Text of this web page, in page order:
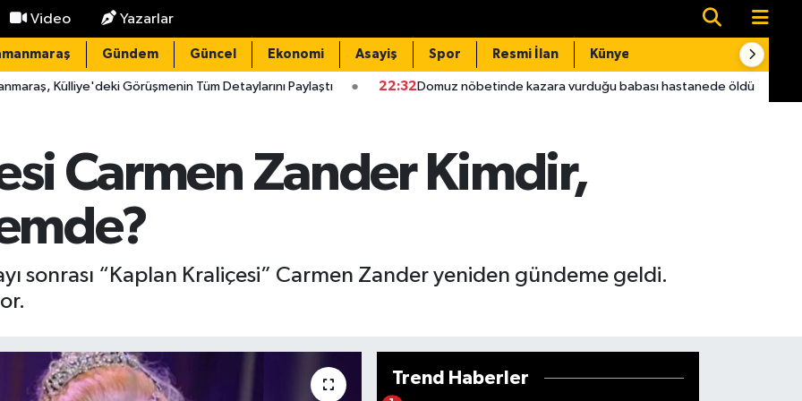
Video Yazarlar
Gündem Güncel Ekonomi Asayiş Spor Resmi İlan Künye
Görüşmenin Tüm Detaylarını Paylaştı 22:32 Domuz nöbetinde kazara vurduğu babası hastanede öldü 22:16Skandal
Carmen Zander Kimdir,
sonrası “Kaplan Kraliçesi” Carmen Zander yeniden gündeme geldi.
Trend Haberler